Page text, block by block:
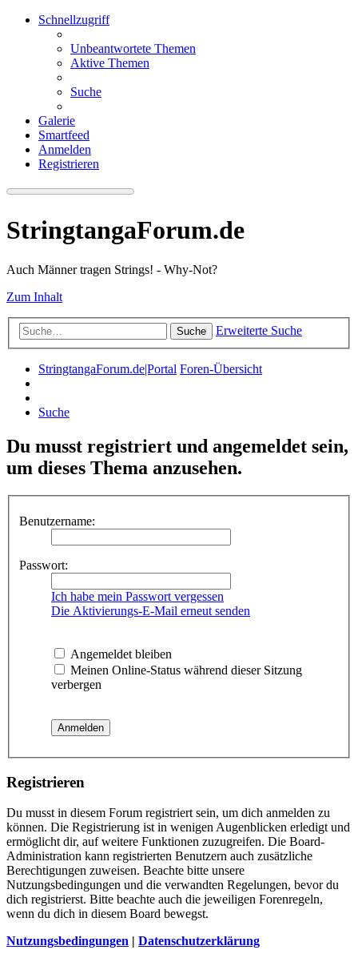
Schnellzugriff
Unbeantwortete Themen
Aktive Themen
Suche
Galerie
Smartfeed
Anmelden
Registrieren
StringtangaForum.de
Auch Männer tragen Strings! - Why-Not?
Zum Inhalt
Suche Erweiterte Suche
StringtangaForum.de|Portal Foren-Übersicht
Suche
Du musst registriert und angemeldet sein,
um dieses Thema anzusehen.
Benutzername:
Passwort:
Ich habe mein Passwort vergessen
Die Aktivierungs-E-Mail erneut senden
Angemeldet bleiben
Meinen Online-Status während dieser Sitzung
verbergen
Registrieren
Du musst in diesem Forum registriert sein, um dich anmelden zu
können. Die Registrierung ist in wenigen Augenblicken erledigt und
ermöglicht dir, auf weitere Funktionen zuzugreifen. Die Board-
Administration kann registrierten Benutzern auch zusätzliche
Berechtigungen zuweisen. Beachte bitte unsere
Nutzungsbedingungen und die verwandten Regelungen, bevor du
dich registrierst. Bitte beachte auch die jeweiligen Forenregeln,
wenn du dich in diesem Board bewegst.
Nutzungsbedingungen | Datenschutzerklärung